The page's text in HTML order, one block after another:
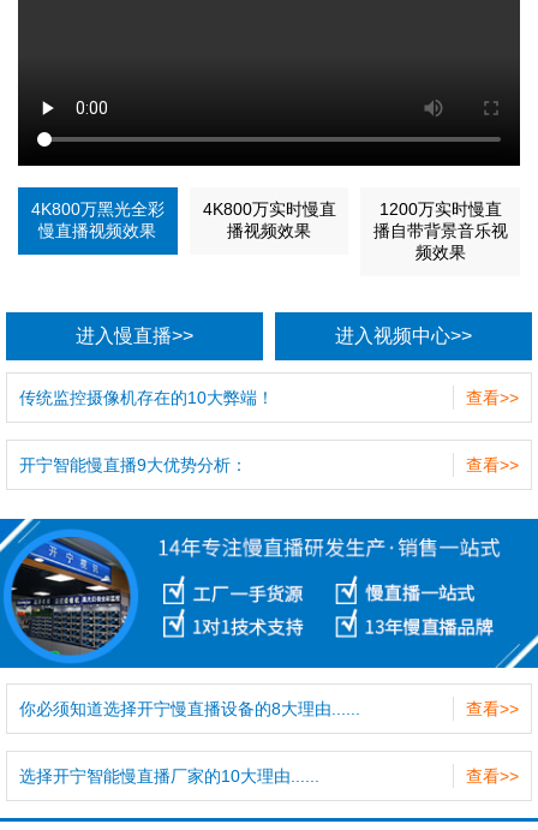
4K800万黑光全彩
慢直播视频效果
4K800万实时慢直
播视频效果
1200万实时慢直
播自带背景音乐视
频效果
进入慢直播>> 进入视频中心>>
查看>>
传统监控摄像机存在的10大弊端！
查看>>
开宁智能慢直播9大优势分析：
查看>>
你必须知道选择开宁慢直播设备的8大理由......
查看>>
选择开宁智能慢直播厂家的10大理由......